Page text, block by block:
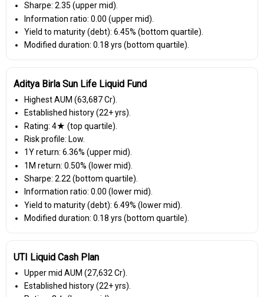
Sharpe: 2.35 (upper mid).
Information ratio: 0.00 (upper mid).
Yield to maturity (debt): 6.45% (bottom quartile).
Modified duration: 0.18 yrs (bottom quartile).
Aditya Birla Sun Life Liquid Fund
Highest AUM (₹63,687 Cr).
Established history (22+ yrs).
Rating: 4★ (top quartile).
Risk profile: Low.
1Y return: 6.36% (upper mid).
1M return: 0.50% (lower mid).
Sharpe: 2.22 (bottom quartile).
Information ratio: 0.00 (lower mid).
Yield to maturity (debt): 6.49% (lower mid).
Modified duration: 0.18 yrs (bottom quartile).
UTI Liquid Cash Plan
Upper mid AUM (₹27,632 Cr).
Established history (22+ yrs).